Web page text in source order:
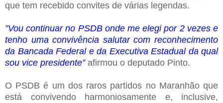
que tem recebido convites de várias legendas.
”Vou continuar no PSDB onde me elegi por 2 vezes e
tenho uma convivência salutar com reconhecimento
da Bancada Federal e da Executiva Estadual da qual
sou vice presidente” afirmou o deputado Pinto.
O PSDB é um dos raros partidos no Maranhão que
está convivendo harmoniosamente e, inclusive,